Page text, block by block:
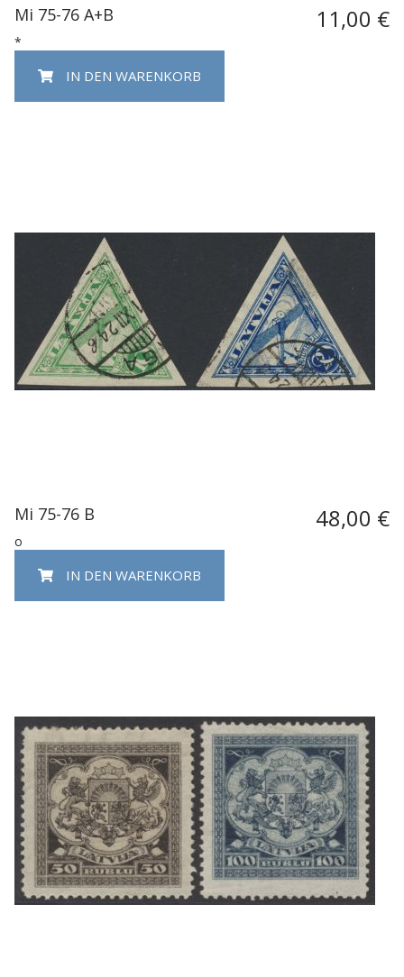
Mi 75-76 A+B 11,00 €
*
IN DEN WARENKORB
Mi 75-76 B 48,00 €
o
IN DEN WARENKORB